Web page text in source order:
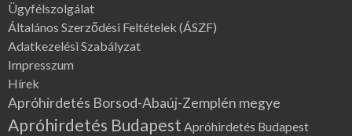
Ügyfélszolgálat
Általános Szerződési Feltételek (ÁSZF)
Adatkezelési Szabályzat
Impresszum
Hírek
Apróhirdetés Borsod-Abaúj-Zemplén megye
Apróhirdetés Budapest Apróhirdetés Budapest